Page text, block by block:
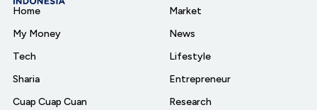
Home
My Money
Tech
Sharia
Cuap Cuap Cuan
Market
News
Lifestyle
Entrepreneur
Research